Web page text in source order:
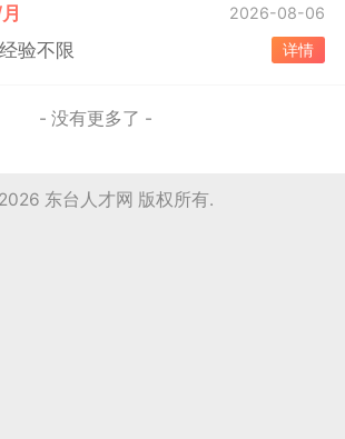
2026-08-06
经验不限 详情
- 没有更多了 -
东台人才网 版权所有.